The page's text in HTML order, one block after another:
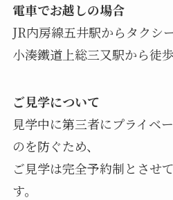
電車でお越しの場合
JR内房線五井駅からタクシ
小湊鐵道上総三又駅から徒
ご見学について
見学中に第三者にプライベ
のを防ぐため、
ご見学は完全予約制とさせ
す。